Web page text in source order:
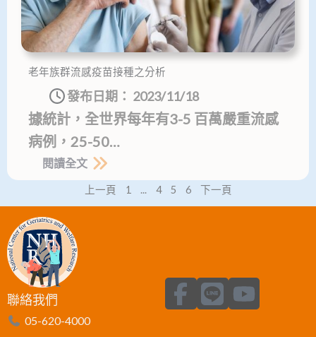
老年族群流感疫苗接種之分析
發布日期： 2023/11/18
據統計，全世界每年有3-5 百萬嚴重流感
病例，25-50…
閱讀全文
上一頁 1 ... 4 5 6 下一頁
聯絡我們
05-620-4000
F
a
L
i
Y
o